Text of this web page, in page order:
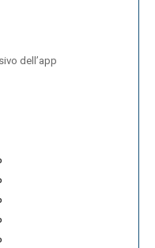
e cognome;
dell’app